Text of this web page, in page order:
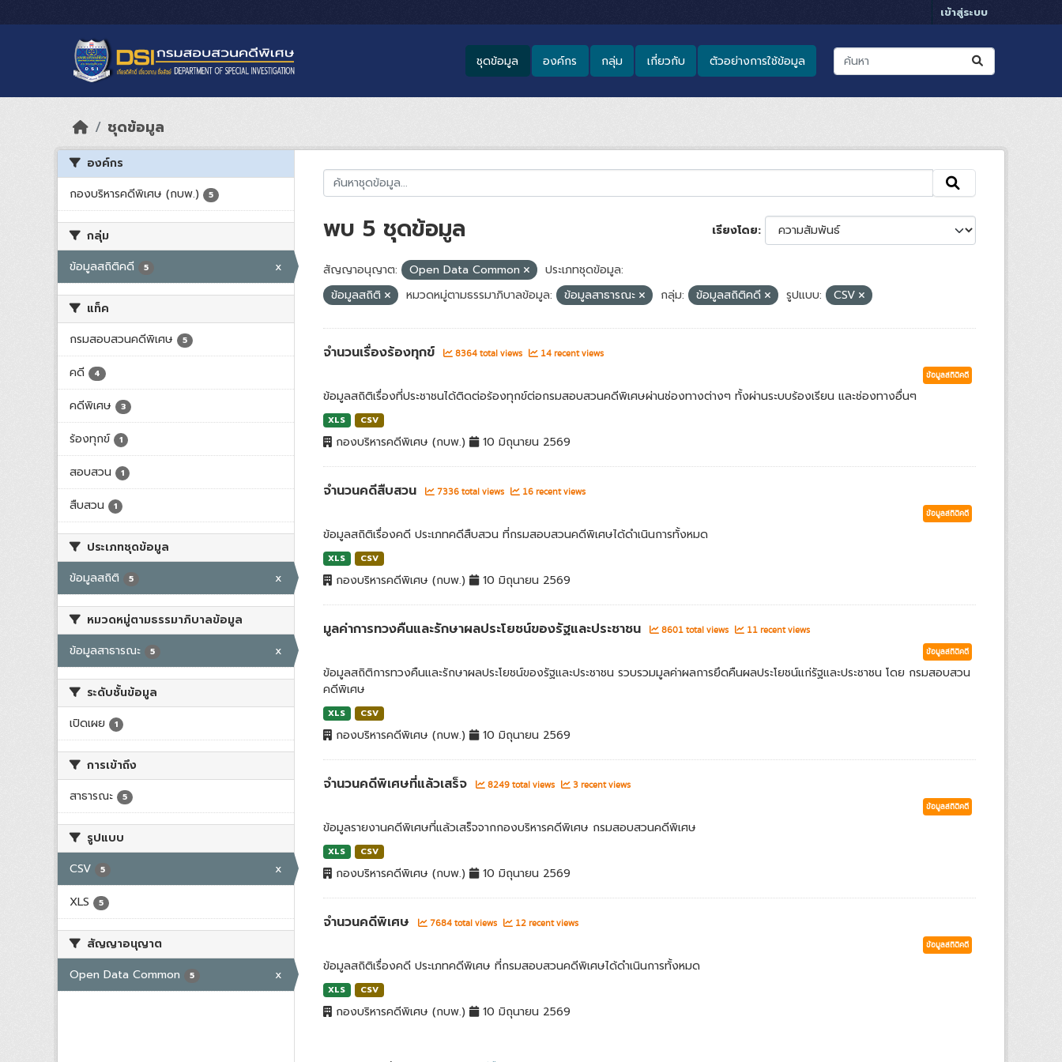
เข้าสู่ระบบ
ชุดข้อมูล องค์กร กลุ่ม เกี่ยวกับ ตัวอย่างการใช้ข้อมูล
ชุดข้อมูล
องค์กร
กองบริหารคดีพิเศษ (กบพ.)
5
กลุ่ม
ข้อมูลสถิติคดี
5 x
แท็ค
กรมสอบสวนคดีพิเศษ
5
คดี 4
คดีพิเศษ 3
ร้องทุกข์ 1
สอบสวน 1
สืบสวน 1
ประเภทชุดข้อมูล
ข้อมูลสถิติ
5 x
หมวดหมู่ตามธรรมาภิบาลข้อมูล
ข้อมูลสาธารณะ
5 x
ระดับชั้นข้อมูล
เปิดเผย
1
การเข้าถึง
สาธารณะ
5
รูปแบบ
CSV
5
x
XLS
5
สัญญาอนุญาต
Open Data Common
5 x
เรียงโดย
พบ 5 ชุดข้อมูล
สัญญาอนุญาต: Open Data Common
ประเภทชุดข้อมูล:
ข้อมูลสถิติ
หมวดหมู่ตามธรรมาภิบาลข้อมูล: ข้อมูลสาธารณะ กลุ่ม: ข้อมูลสถิติคดี รูปแบบ: CSV
จำนวนเรื่องร้องทุกข์ 8364 total views 14 recent views
ข้อมูลสถิติคดี
ข้อมูลสถิติเรื่องที่ประชาชนได้ติดต่อร้องทุกข์ต่อกรมสอบสวนคดีพิเศษผ่านช่องทางต่างๆ ทั้งผ่านระบบร้องเรียน และช่องทางอื่นๆ
XLS CSV
กองบริหารคดีพิเศษ (กบพ.) 10 มิถุนายน 2569
จำนวนคดีสืบสวน 7336 total views 16 recent views
ข้อมูลสถิติคดี
ข้อมูลสถิติเรื่องคดี ประเภทคดีสืบสวน ที่กรมสอบสวนคดีพิเศษได้ดำเนินการทั้งหมด
XLS CSV
กองบริหารคดีพิเศษ (กบพ.) 10 มิถุนายน 2569
มูลค่าการทวงคืนและรักษาผลประโยชน์ของรัฐและประชาชน 8601 total views 11 recent views
ข้อมูลสถิติคดี
ข้อมูลสถิติการทวงคืนและรักษาผลประโยชน์ของรัฐและประชาชน รวบรวมมูลค่าผลการยึดคืนผลประโยชน์แก่รัฐและประชาชน โดย กรมสอบสวน
คดีพิเศษ
XLS CSV
กองบริหารคดีพิเศษ (กบพ.) 10 มิถุนายน 2569
จำนวนคดีพิเศษที่แล้วเสร็จ 8249 total views 3 recent views
ข้อมูลสถิติคดี
ข้อมูลรายงานคดีพิเศษที่แล้วเสร็จจากกองบริหารคดีพิเศษ กรมสอบสวนคดีพิเศษ
XLS CSV
กองบริหารคดีพิเศษ (กบพ.) 10 มิถุนายน 2569
จำนวนคดีพิเศษ 7684 total views 12 recent views
ข้อมูลสถิติคดี
ข้อมูลสถิติเรื่องคดี ประเภทคดีพิเศษ ที่กรมสอบสวนคดีพิเศษได้ดำเนินการทั้งหมด
XLS CSV
กองบริหารคดีพิเศษ (กบพ.) 10 มิถุนายน 2569